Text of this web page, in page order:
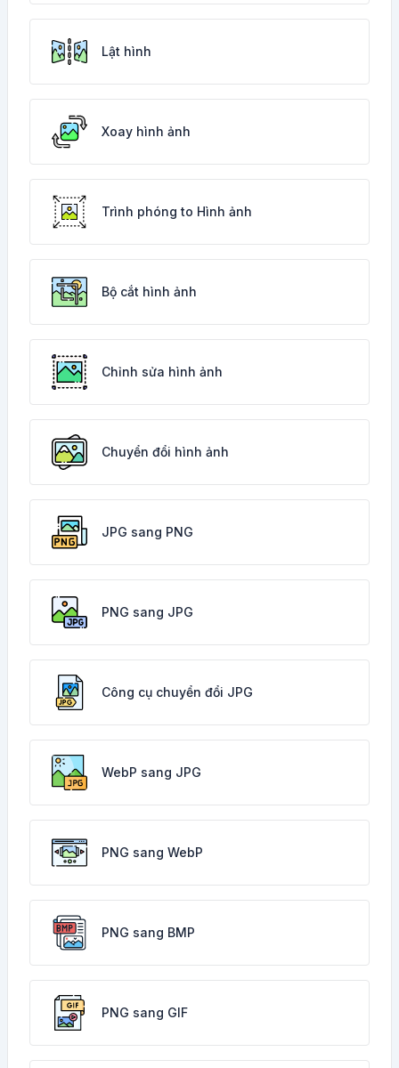
Lật hình
Xoay hình ảnh
Trình phóng to Hình ảnh
Bộ cắt hình ảnh
Chỉnh sửa hình ảnh
Chuyển đổi hình ảnh
JPG sang PNG
PNG sang JPG
Công cụ chuyển đổi JPG
WebP sang JPG
PNG sang WebP
PNG sang BMP
PNG sang GIF